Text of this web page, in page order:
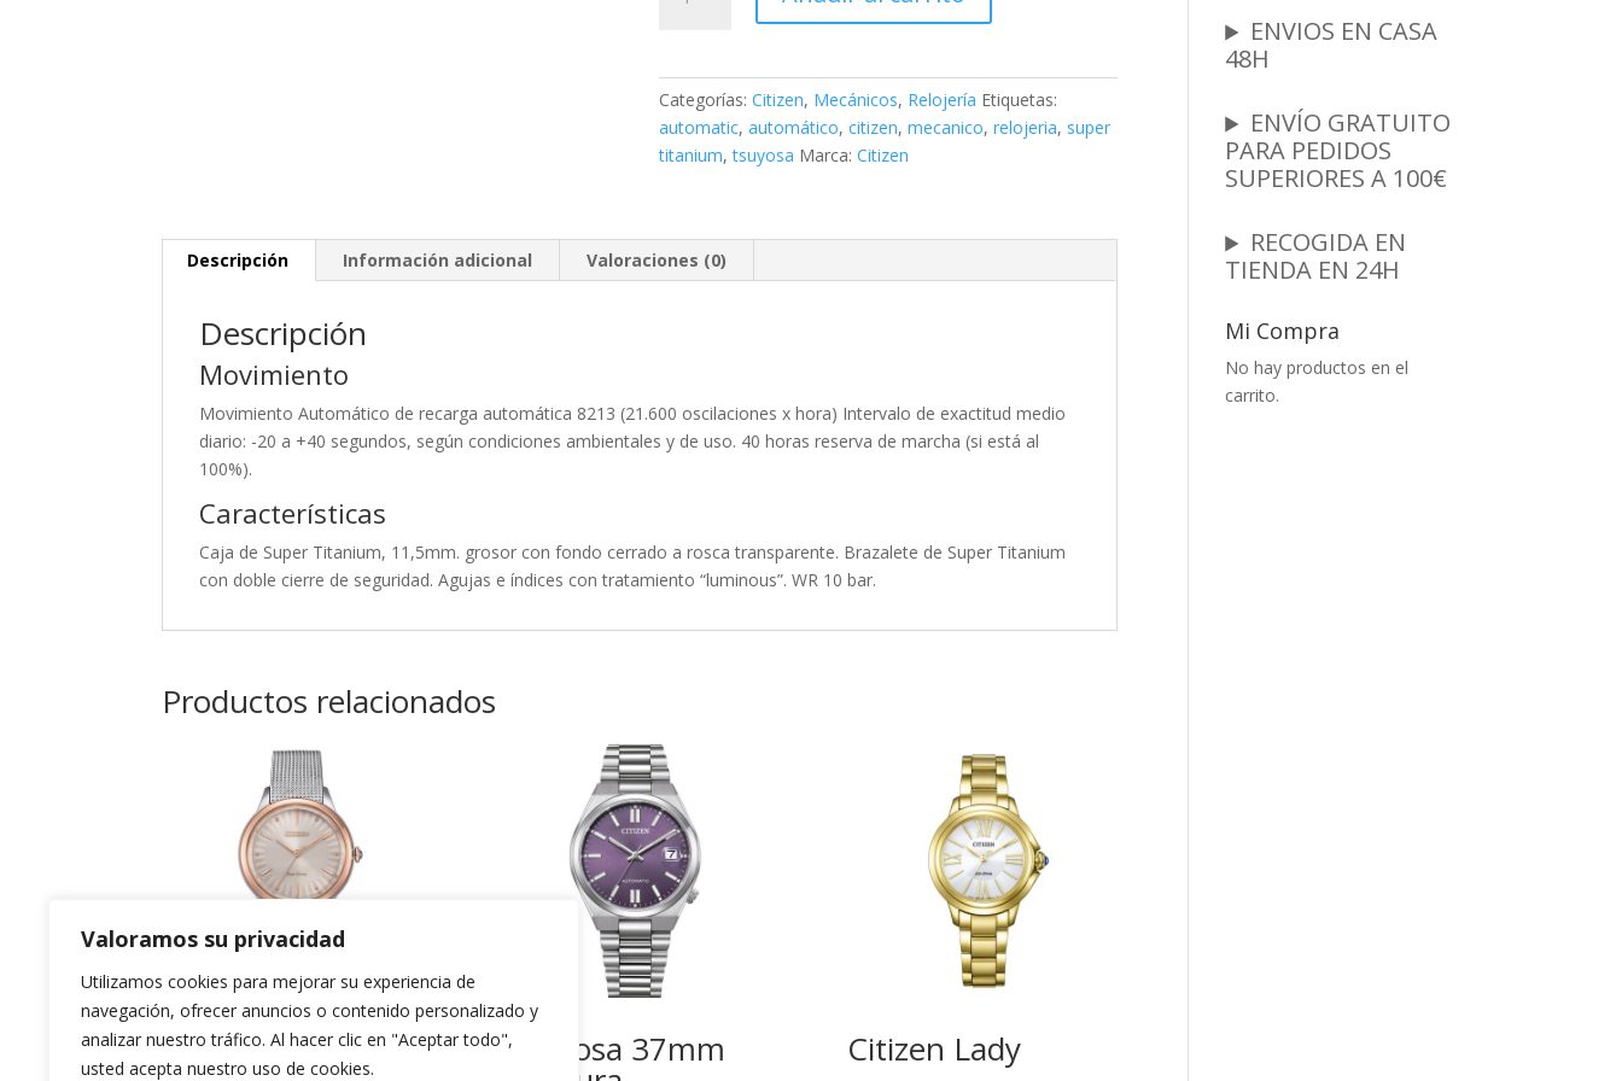
Valoramos su privacidad
Utilizamos cookies para mejorar su experiencia de
navegación, ofrecer anuncios o contenido personalizado y
analizar nuestro tráfico. Al hacer clic en "Aceptar todo",
usted acepta nuestro uso de cookies.
cantidad
Categorías:Citizen, Mecánicos, Relojería Etiquetas:
automatic,automático,citizen,mecanico,relojeria, super
titanium,tsuyosa Marca:Citizen
Descripción Información adicional Valoraciones (0)
Descripción
Movimiento
Movimiento Automático de recarga automática 8213 (21.600 oscilaciones x hora) Intervalo de exactitud medio
diario: -20 a +40 segundos, según condiciones ambientales y de uso. 40 horas reserva de marcha (si está al
100%).
Características
Caja de Super Titanium, 11,5mm. grosor con fondo cerrado a rosca transparente. Brazalete de Super Titanium
con doble cierre de seguridad. Agujas e índices con tratamiento “luminous”. WR 10 bar.
Productos relacionados
Citizen Lady Tsuyosa 37mm Citizen Lady
ENVIOS EN CASA
48H
ENVÍO GRATUITO
PARA PEDIDOS
SUPERIORES A 100€
RECOGIDA EN
TIENDA EN 24H
Mi Compra
No hay productos en el
carrito.